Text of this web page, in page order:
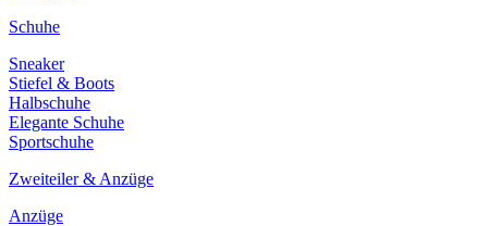
Schuhe
Sneaker
Stiefel & Boots
Halbschuhe
Elegante Schuhe
Sportschuhe
Zweiteiler & Anzüge
Anzüge